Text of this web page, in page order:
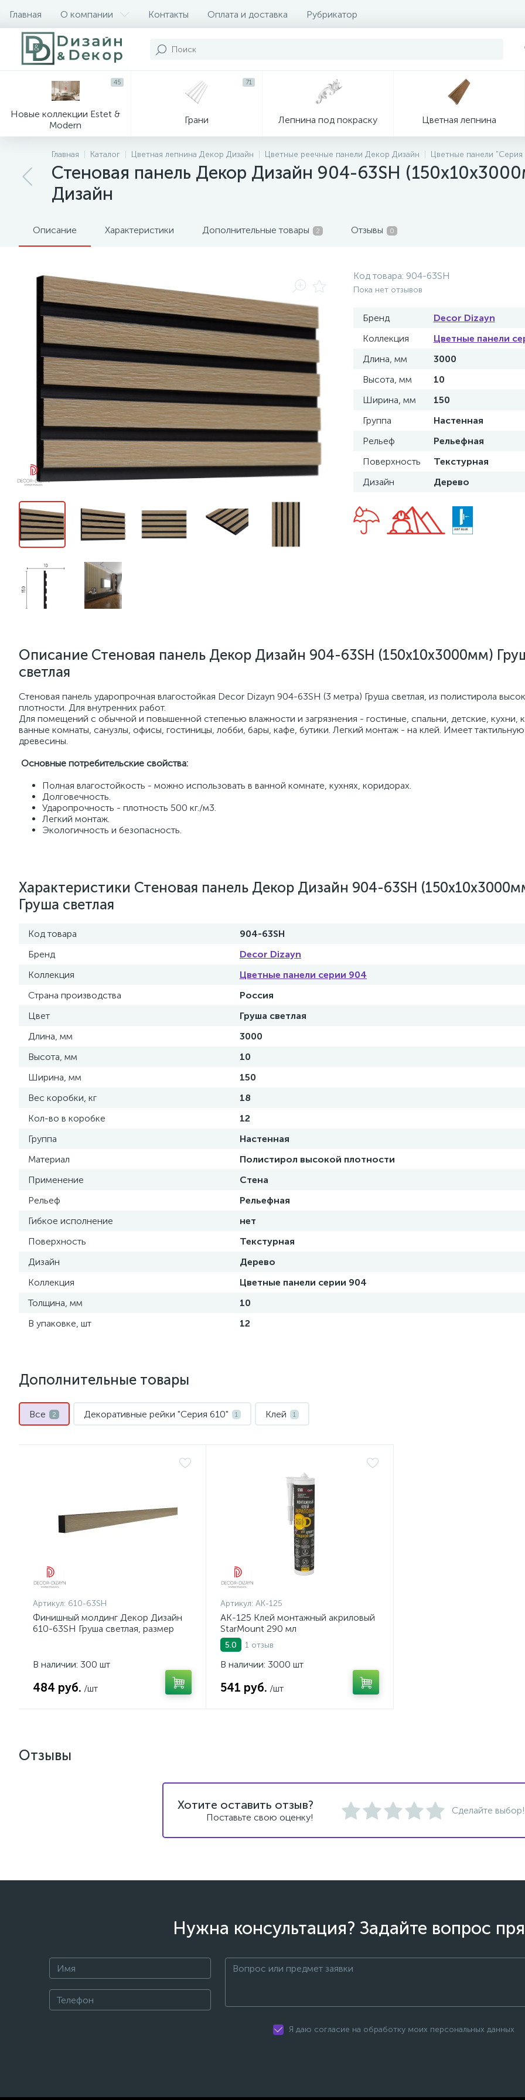
Главная О компании Контакты Оплата и доставка Рубрикатор
Новые коллекции Estet &
Modern
45
Грани
71
Лепнина под покраску Цветная лепнина
Главная Каталог Цветная лепнина Декор Дизайн Цветные реечные панели Декор Дизайн Цветные панели
Стеновая панель Декор Дизайн 904-63SH
Дизайн
Описание Характеристики Дополнительные товары 2 Отзывы 0
Код товара: 904-63SH
Пока нет отзывов
Бренд
Decor Dizayn
Коллекция
Цветные панели
Длина, мм
3000
Высота, мм
10
Ширина, мм
150
Группа
Настенная
Рельеф
Рельефная
Поверхность
Текстурная
Дизайн
Дерево
Описание Стеновая панель Декор Дизайн 904-63SH (150х10х3000мм)
светлая
Стеновая панель ударопрочная влагостойкая Decor Dizayn 904-63SH (3 метра) Груша светлая, из полистирола
плотности. Для внутренних работ.
Для помещений с обычной и повышенной степенью влажности и загрязнения - гостиные, спальни, детские, кухни,
ванные комнаты, санузлы, офисы, гостиницы, лобби, бары, кафе, бутики. Легкий монтаж - на клей. Имеет тактильную
древесины.
Основные потребительские свойства:
Полная влагостойкость - можно использовать в ванной комнате, кухнях, коридорах.
Долговечность.
Ударопрочность - плотность 500 кг./м3.
Легкий монтаж.
Экологичность и безопасность.
Характеристики Стеновая панель Декор Дизайн 904-63SH
Груша светлая
Код товара
904-63SH
Бренд
Decor Dizayn
Коллекция
Цветные панели серии 904
Страна производства
Россия
Цвет
Груша светлая
Длина, мм
3000
Высота, мм
10
Ширина, мм
150
Вес коробки, кг
18
Кол-во в коробке
12
Группа
Настенная
Материал
Полистирол высокой плотности
Применение
Стена
Рельеф
Рельефная
Гибкое исполнение
нет
Поверхность
Текстурная
Дизайн
Дерево
Коллекция
Цветные панели серии 904
Толщина, мм
10
В упаковке, шт
12
Дополнительные товары
Все 2 Декоративные рейки "Серия 610" 1 Клей 1
Артикул: 610-63SH
Финишный молдинг Декор Дизайн
610-63SH Груша светлая, размер
В наличии: 300 шт
484 руб. /шт
Артикул: AK-125
AK-125 Клей монтажный акриловый
StarMount 290 мл
5.0 1 отзыв
В наличии: 3000 шт
541 руб. /шт
Отзывы
Хотите оставить отзыв?
Поставьте свою оценку!
Сделайте выбор!
Нужна консультация? Задайте вопрос
Я даю согласие на обработку моих персональных данных